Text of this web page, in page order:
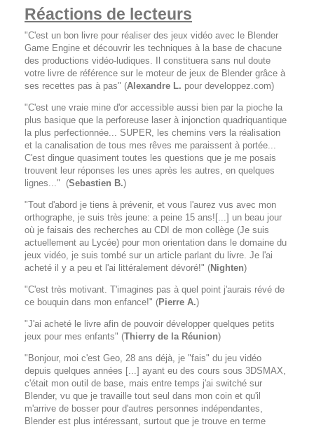
Réactions de lecteurs
"C'est un bon livre pour réaliser des jeux vidéo avec le Blender
Game Engine et découvrir les techniques à la base de chacune
des productions vidéo-ludiques. Il constituera sans nul doute
votre livre de référence sur le moteur de jeux de Blender grâce à
ses recettes pas à pas" (Alexandre L. pour developpez.com)
"C'est une vraie mine d'or accessible aussi bien par la pioche la
plus basique que la perforeuse laser à injonction quadriquantique
la plus perfectionnée... SUPER, les chemins vers la réalisation
et la canalisation de tous mes rêves me paraissent à portée...
C'est dingue quasiment toutes les questions que je me posais
trouvent leur réponses les unes après les autres, en quelques
lignes..." (Sebastien B.)
"Tout d'abord je tiens à prévenir, et vous l'aurez vus avec mon
orthographe, je suis très jeune: a peine 15 ans![...] un beau jour
où je faisais des recherches au CDI de mon collège (Je suis
actuellement au Lycée) pour mon orientation dans le domaine du
jeux vidéo, je suis tombé sur un article parlant du livre. Je l'ai
acheté il y a peu et l'ai littéralement dévoré!" (Nighten)
"C'est très motivant. T'imagines pas à quel point j'aurais révé de
ce bouquin dans mon enfance!" (Pierre A.)
"J'ai acheté le livre afin de pouvoir développer quelques petits
jeux pour mes enfants" (Thierry de la Réunion)
"Bonjour, moi c'est Geo, 28 ans déjà, je "fais" du jeu vidéo
depuis quelques années [...] ayant eu des cours sous 3DSMAX,
c'était mon outil de base, mais entre temps j'ai switché sur
Blender, vu que je travaille tout seul dans mon coin et qu'il
m'arrive de bosser pour d'autres personnes indépendantes,
Blender est plus intéressant, surtout que je trouve en terme